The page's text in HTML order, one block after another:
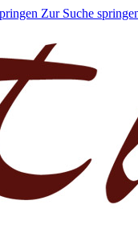
Zur Suche